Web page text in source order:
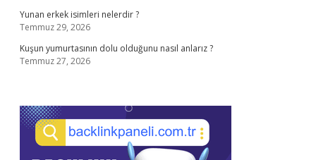
Yunan erkek isimleri nelerdir ?
Temmuz 29, 2026
Kuşun yumurtasının dolu olduğunu nasıl anlarız ?
Temmuz 27, 2026